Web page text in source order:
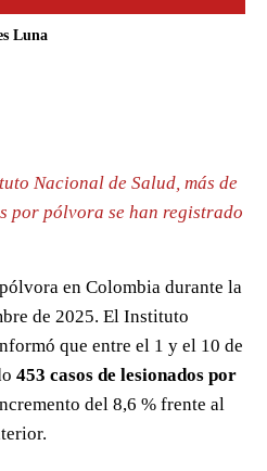
Luna
Nacional de Salud, más de
por pólvora se han registrado
en Colombia durante la
de 2025. El Instituto
que entre el 1 y el 10 de
453 casos de lesionados por
del 8,6 % frente al